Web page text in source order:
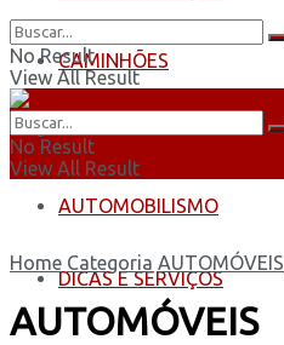
CAMINHÕES
ÔNIBUS
AUTOMOBILISMO
DICAS E SERVIÇOS
No Result
View All Result
No Result
View All Result
Home Categoria AUTOMÓVEIS
AUTOMÓVEIS